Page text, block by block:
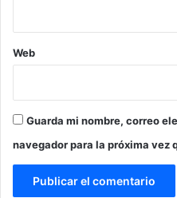
Web
Guarda mi nombre, correo
navegador para la próxima vez